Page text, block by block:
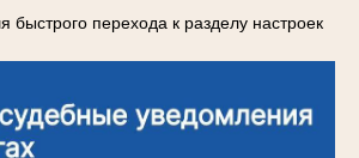
быстрого перехода к разделу настроек